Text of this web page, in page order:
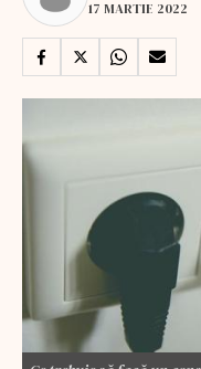
17 MARTIE 2022